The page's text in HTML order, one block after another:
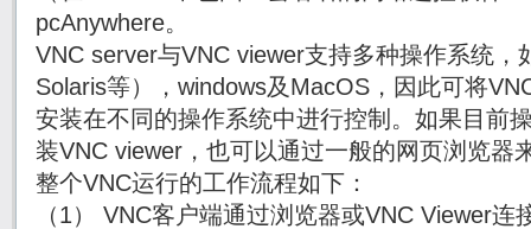
pcAnywhere。
VNC server与VNC viewer支持多种操作系统，
Solaris等），windows及MacOS，因此可将
安装在不同的操作系统中进行控制。如果目前
装VNC viewer，也可以通过一般的网页浏览器
整个VNC运行的工作流程如下：
（1） VNC客户端通过浏览器或VNC Viewer连